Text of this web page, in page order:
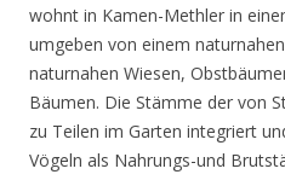
wohnt in Kamen-Methler in
umgeben von einem
naturnahen Wiesen,
Bäumen. Die Stämme der von
zu Teilen im Garten integriert
Vögeln als Nahrungs-und